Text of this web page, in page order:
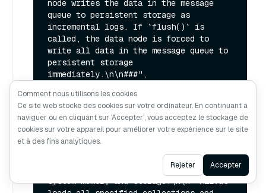
node writes the data in the message
queue to persistent storage as
incremental logs. If `flush()` is
called, the data node is forced to
write all data in the message queue to
persistent storage
immediately.\n\n###",
    ],
    [
        "What is the maximum dataset
size Milvus can handle?\n\n
\nTheoretically, the maximum dataset
size Milvus can handle is determined by
the hardware it is run on, specifically
system memory and storage:\n\n- Milvus
Ask AI
Comment nous utilisons les cookies
Ce site web stocke des cookies sur votre ordinateur. En continuant à
naviguer ou en cliquant sur 'Accepter', vous acceptez le stockage de
cookies sur votre appareil pour améliorer votre expérience sur le site
et à des fins analytiques.
Rejeter Accepter